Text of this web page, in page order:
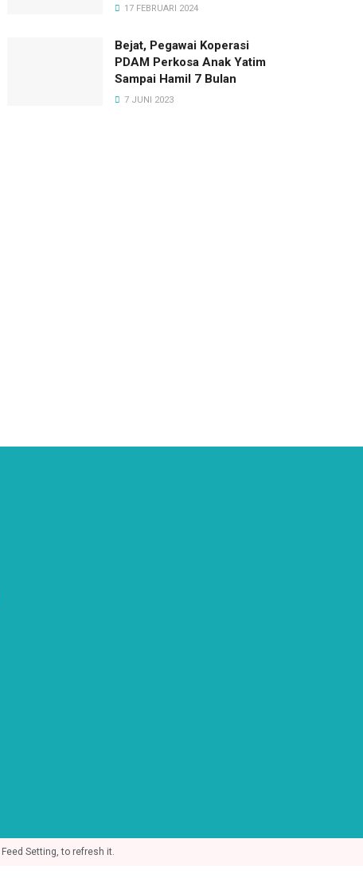
17 FEBRUARI 2024
Bejat, Pegawai Koperasi
PDAM Perkosa Anak Yatim
Sampai Hamil 7 Bulan
7 JUNI 2023
Setting, to refresh it.